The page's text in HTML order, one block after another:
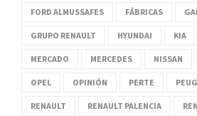
FORD ALMUSSAFES FÁBRICAS
GRUPO RENAULT HYUNDAI KIA
MERCADO MERCEDES NISSAN
OPEL OPINIÓN PERTE
RENAULT RENAULT PALENCIA